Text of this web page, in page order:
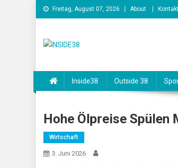
Skip
to
Freitag, August 07, 2026 About
Inside38 Outside 38
Hohe Ölpreise Spülen
Wirtschaft
3. Juni 2026